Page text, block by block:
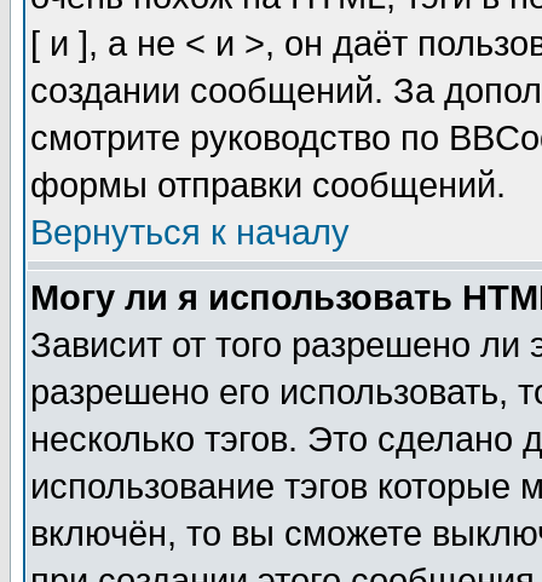
[ и ], а не < и >, он даёт
создании сообщений. За
смотрите руководство по
формы отправки сообщений.
Вернуться к началу
Могу ли я использовать
Зависит от того разрешено
разрешено его использовать,
несколько тэгов. Это сделано
использование тэгов
включён, то вы сможете